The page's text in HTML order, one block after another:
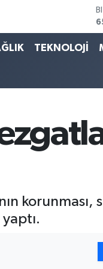
TEKNOLOJİ